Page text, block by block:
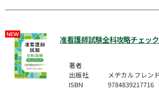
准看護師試験全科攻略チェッ
著者
出版社
メヂカルフレン
ISBN
9784839217716